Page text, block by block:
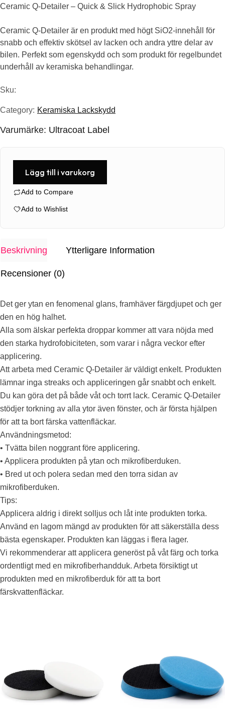
ursprungliga
priset
var:
nuvarande
priset
är:
Ceramic Q-Detailer – Quick & Slick Hydrophobic Spray
Ceramic Q-Detailer är en produkt med högt SiO2-innehåll för
snabb och effektiv skötsel av lacken och andra yttre delar av
bilen. Perfekt som egenskydd och som produkt för regelbundet
underhåll av keramiska behandlingar.
Sku:
Category: Keramiska Lackskydd
Varumärke: Ultracoat Label
Lägg till i varukorg
Add to Compare
Add to Wishlist
Beskrivning Ytterligare Information
Recensioner (0)
Det ger ytan en fenomenal glans, framhäver färgdjupet och ger
den en hög halhet.
Alla som älskar perfekta droppar kommer att vara nöjda med
den starka hydrofobiciteten, som varar i några veckor efter
applicering.
Att arbeta med Ceramic Q-Detailer är väldigt enkelt. Produkten
lämnar inga streaks och appliceringen går snabbt och enkelt.
Du kan göra det på både våt och torrt lack. Ceramic Q-Detailer
stödjer torkning av alla ytor även fönster, och är första hjälpen
för att ta bort färska vattenfläckar.
Användningsmetod:
• Tvätta bilen noggrant före applicering.
• Applicera produkten på ytan och mikrofiberduken.
• Bred ut och polera sedan med den torra sidan av
mikrofiberduken.
Tips:
Applicera aldrig i direkt solljus och låt inte produkten torka.
Använd en lagom mängd av produkten för att säkerställa dess
bästa egenskaper. Produkten kan läggas i flera lager.
Vi rekommenderar att applicera generöst på våt färg och torka
ordentligt med en mikrofiberhandduk. Arbeta försiktigt ut
produkten med en mikrofiberduk för att ta bort
färskvattenfläckar.